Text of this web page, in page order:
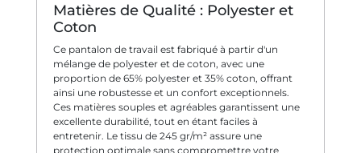
Matières de Qualité : Polyester et
Coton
Ce pantalon de travail est fabriqué à partir d'un
mélange de polyester et de coton, avec une
proportion de 65% polyester et 35% coton, offrant
ainsi une robustesse et un confort exceptionnels.
Ces matières souples et agréables garantissent une
excellente durabilité, tout en étant faciles à
entretenir. Le tissu de 245 gr/m² assure une
protection optimale sans compromettre votre